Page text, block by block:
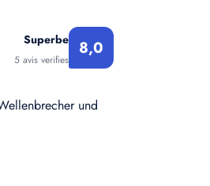
Superbe
5 avis verifies
8,0